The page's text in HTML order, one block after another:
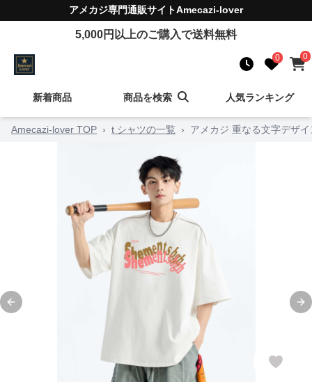
アメカジ専門通販サイトAmecazi-lover
5,000円以上のご購入で送料無料
0 0
新着商品 商品を検索 人気ランキング
Amecazi-lover TOP › t シャツの一覧 › アメカジ 重なる文字デザ
Previous slide